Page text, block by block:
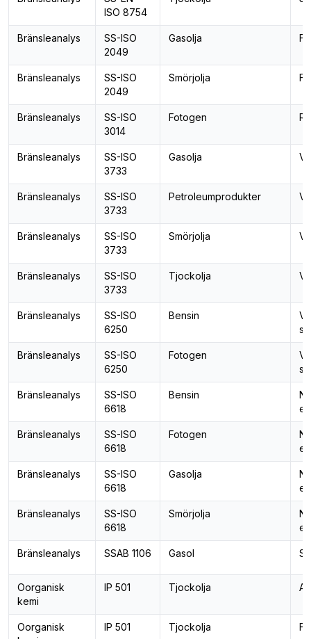
ISO 8754
Bränsleanalys
SS-ISO
2049
Gasolja
Bränsleanalys
SS-ISO
2049
Smörjolja
Bränsleanalys
SS-ISO
3014
Fotogen
Bränsleanalys
SS-ISO
3733
Gasolja
Bränsleanalys
SS-ISO
3733
Petroleumprodukter
Bränsleanalys
SS-ISO
3733
Smörjolja
Bränsleanalys
SS-ISO
3733
Tjockolja
Bränsleanalys
SS-ISO
6250
Bensin
Bränsleanalys
SS-ISO
6250
Fotogen
Bränsleanalys
SS-ISO
6618
Bensin
Bränsleanalys
SS-ISO
6618
Fotogen
Bränsleanalys
SS-ISO
6618
Gasolja
Bränsleanalys
SS-ISO
6618
Smörjolja
Bränsleanalys SSAB 1106 Gasol
Oorganisk
kemi
IP 501 Tjockolja
Oorganisk
IP 501 Tjockolja